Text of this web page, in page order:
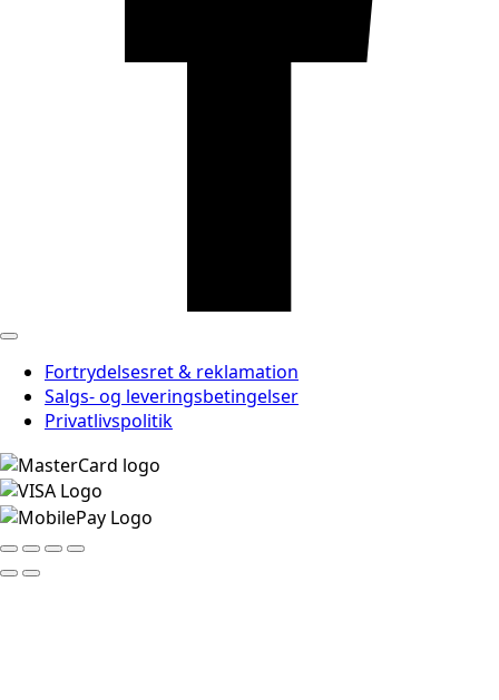
Fortrydelsesret & reklamation
Salgs- og leveringsbetingelser
Privatlivspolitik